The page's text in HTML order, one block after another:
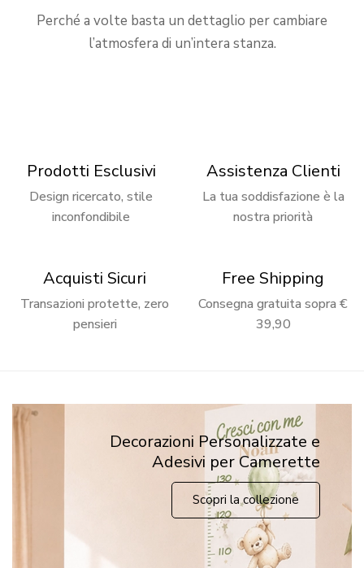
Perché a volte basta un dettaglio per cambiare
l’atmosfera di un’intera stanza.
Prodotti Esclusivi
Design ricercato, stile
inconfondibile
Assistenza Clienti
La tua soddisfazione è la
nostra priorità
Acquisti Sicuri
Transazioni protette, zero
pensieri
Free Shipping
Consegna gratuita sopra €
39,90
Decorazioni Personalizzate e
Adesivi per Camerette
Scopri la collezione